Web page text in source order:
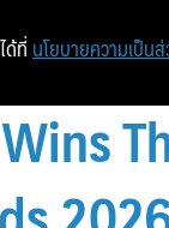
ด้ที่ นโยบายความเป็น